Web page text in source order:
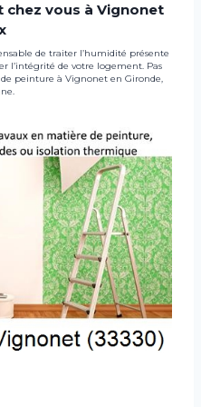
vous à Vignonet
de traiter l’humidité présente
l’intégrité de votre logement. Pas
peinture à Vignonet en Gironde,